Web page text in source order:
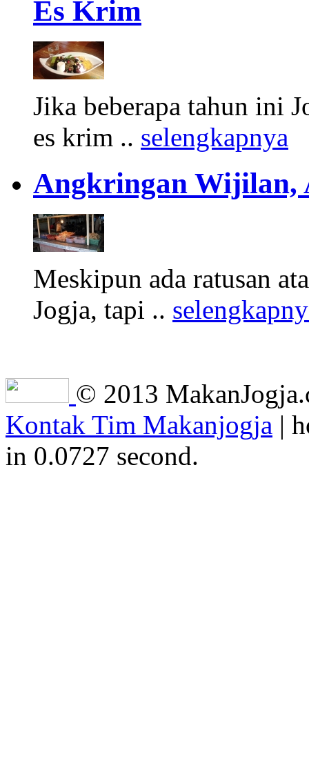
Es Krim
Jika beberapa tahun ini
es krim .. selengkapnya
Angkringan Wijilan,
Meskipun ada ratusan
Jogja, tapi ..
© 2013
Kontak Tim Makanjogja |
in 0.0727 second.